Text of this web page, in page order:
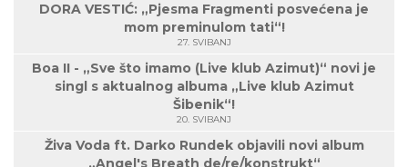
DORA VESTIĆ: „Pjesma Fragmenti posvećena je
mom preminulom tati“!
27. SVIBANJ
Boa II - „Sve što imamo (Live klub Azimut)“ novi je
singl s aktualnog albuma „Live klub Azimut
Šibenik“!
20. SVIBANJ
Živa Voda ft. Darko Rundek objavili novi album
„Angel's Breath de/re/konstrukt“